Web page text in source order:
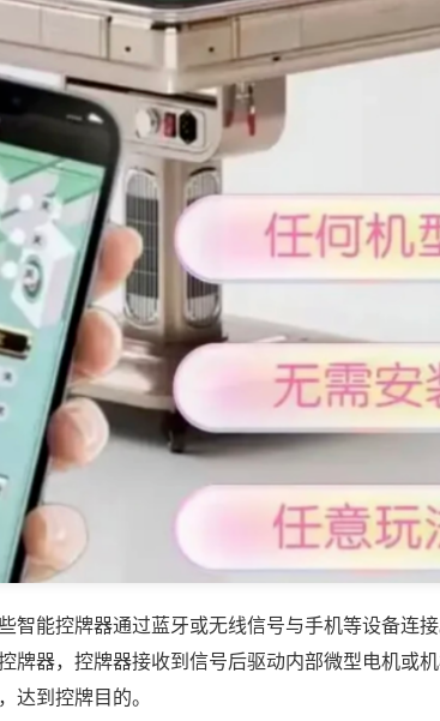
智能控牌器通过蓝牙或无线信号与手机等设备连
牌器，控牌器接收到信号后驱动内部微型电机或
达到控牌目的。